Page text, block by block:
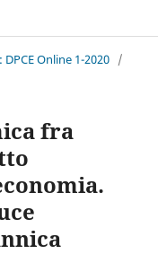
Online 1-2020 /
fra